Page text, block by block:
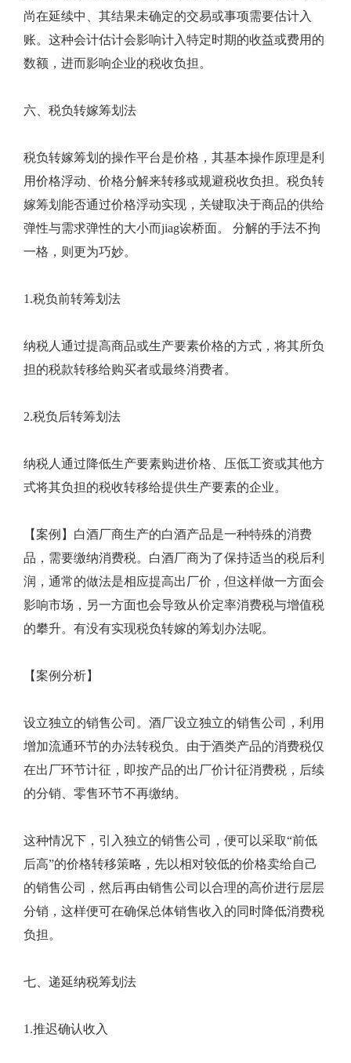
尚在延续中、其结果未确定的交易或事项需要估计入
账。这种会计估计会影响计入特定时期的收益或费用的
数额，进而影响企业的税收负担。
六、税负转嫁筹划法
税负转嫁筹划的操作平台是价格，其基本操作原理是利
用价格浮动、价格分解来转移或规避税收负担。税负转
嫁筹划能否通过价格浮动实现，关键取决于商品的供给
弹性与需求弹性的大小而jiag诶桥面。 分解的手法不拘
一格，则更为巧妙。
1.税负前转筹划法
纳税人通过提高商品或生产要素价格的方式，将其所负
担的税款转移给购买者或最终消费者。
2.税负后转筹划法
纳税人通过降低生产要素购进价格、压低工资或其他方
式将其负担的税收转移给提供生产要素的企业。
【案例】白酒厂商生产的白酒产品是一种特殊的消费
品，需要缴纳消费税。白酒厂商为了保持适当的税后利
润，通常的做法是相应提高出厂价，但这样做一方面会
影响市场，另一方面也会导致从价定率消费税与增值税
的攀升。有没有实现税负转嫁的筹划办法呢。
【案例分析】
设立独立的销售公司。酒厂设立独立的销售公司，利用
增加流通环节的办法转税负。由于酒类产品的消费税仅
在出厂环节计征，即按产品的出厂价计征消费税，后续
的分销、零售环节不再缴纳。
这种情况下，引入独立的销售公司，便可以采取“前低
后高”的价格转移策略，先以相对较低的价格卖给自己
的销售公司，然后再由销售公司以合理的高价进行层层
分销，这样便可在确保总体销售收入的同时降低消费税
负担。
七、递延纳税筹划法
1.推迟确认收入